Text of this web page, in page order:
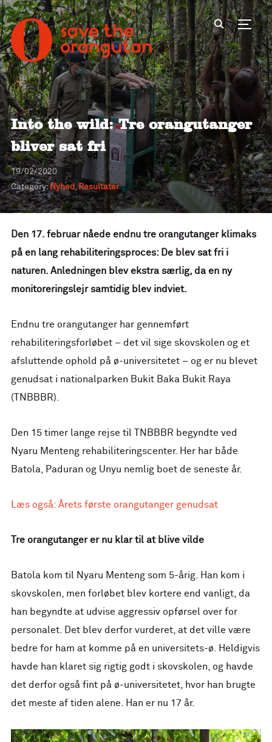
Into the wild: Tre orangutanger
bliver sat fri
19/02/2020
Category:Nyhed ,Resultater
Den 17. februar nåede endnu tre orangutanger klimaks
på en lang rehabiliteringsproces: De blev sat fri i
naturen. Anledningen blev ekstra særlig, da en ny
monitoreringslejr samtidig blev indviet.
Endnu tre orangutanger har gennemført
rehabiliteringsforløbet – det vil sige skovskolen og et
afsluttende ophold på ø-universitetet – og er nu blevet
genudsat i nationalparken Bukit Baka Bukit Raya
(TNBBBR).
Den 15 timer lange rejse til TNBBBR begyndte ved
Nyaru Menteng rehabiliteringscenter. Her har både
Batola, Paduran og Unyu nemlig boet de seneste år.
Læs også: Årets første orangutanger genudsat
Tre orangutanger er nu klar til at blive vilde
Batola kom til Nyaru Menteng som 5-årig. Han kom i
skovskolen, men forløbet blev kortere end vanligt, da
han begyndte at udvise aggressiv opførsel over for
personalet. Det blev derfor vurderet, at det ville være
bedre for ham at komme på en universitets-ø. Heldigvis
havde han klaret sig rigtig godt i skovskolen, og havde
det derfor også fint på ø-universitetet, hvor han brugte
det meste af tiden alene. Han er nu 17 år.